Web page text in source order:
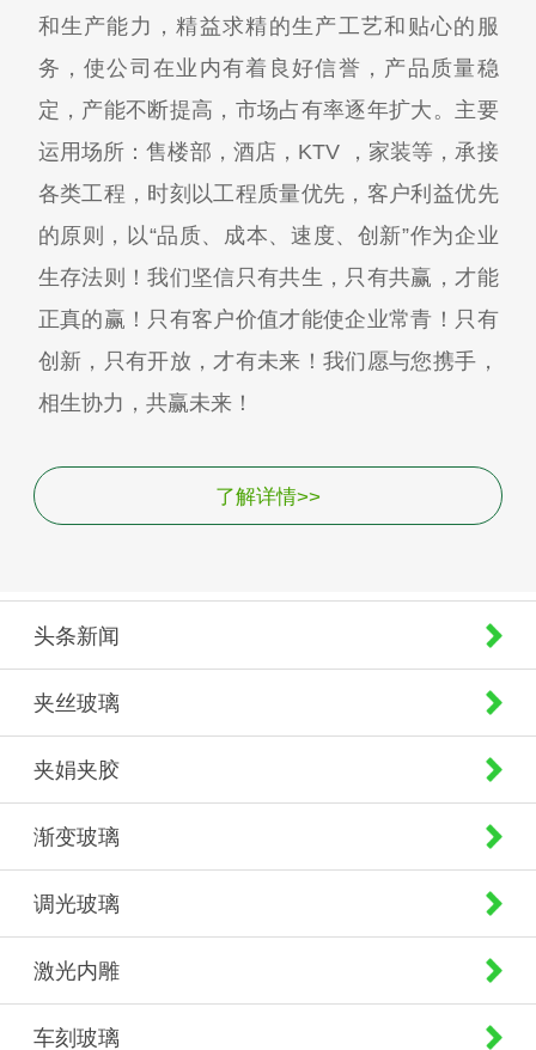
和生产能力，精益求精的生产工艺和贴心的服
务，使公司在业内有着良好信誉，产品质量稳
定，产能不断提高，市场占有率逐年扩大。主要
运用场所：售楼部，酒店，KTV ，家装等，承接
各类工程，时刻以工程质量优先，客户利益优先
的原则，以“品质、成本、速度、创新”作为企业
生存法则！我们坚信只有共生，只有共赢，才能
正真的赢！只有客户价值才能使企业常青！只有
创新，只有开放，才有未来！我们愿与您携手，
相生协力，共赢未来！
了解详情>>
头条新闻
夹丝玻璃
夹娟夹胶
渐变玻璃
调光玻璃
激光内雕
车刻玻璃